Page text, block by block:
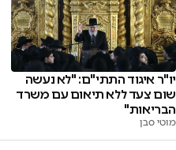
יו"ר איגוד התתי"ם: "לא נעשה
שום צעד ללא תיאום עם משרד
הבריאות"
מוטי סבן